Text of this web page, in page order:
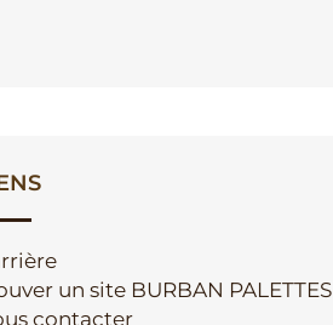
un site BURBAN PALETTES
contacter